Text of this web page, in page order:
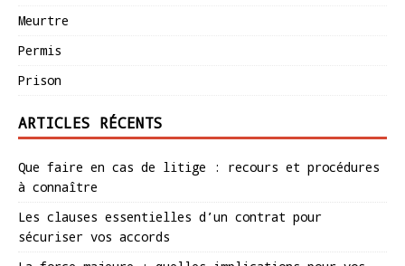
Meurtre
Permis
Prison
ARTICLES RÉCENTS
Que faire en cas de litige : recours et procédures
à connaître
Les clauses essentielles d’un contrat pour
sécuriser vos accords